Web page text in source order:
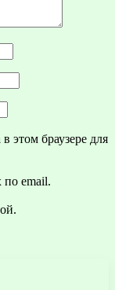
этом браузере для
по email.